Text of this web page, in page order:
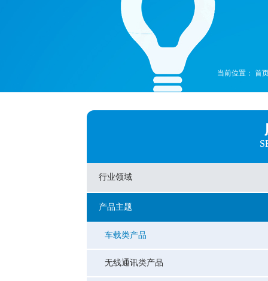
当前位置： 首
行业领域
产品主题
车载类产品
无线通讯类产品